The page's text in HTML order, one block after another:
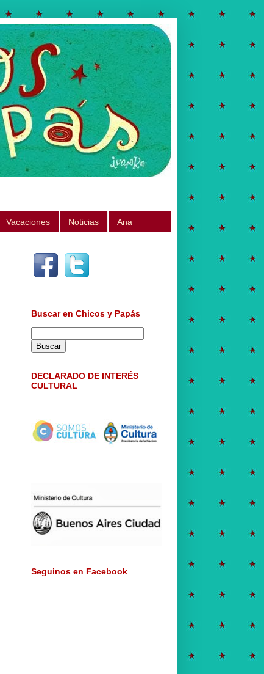
Vacaciones Noticias Ana
Buscar en Chicos y Papás
DECLARADO DE INTERÉS
CULTURAL
Seguinos en Facebook